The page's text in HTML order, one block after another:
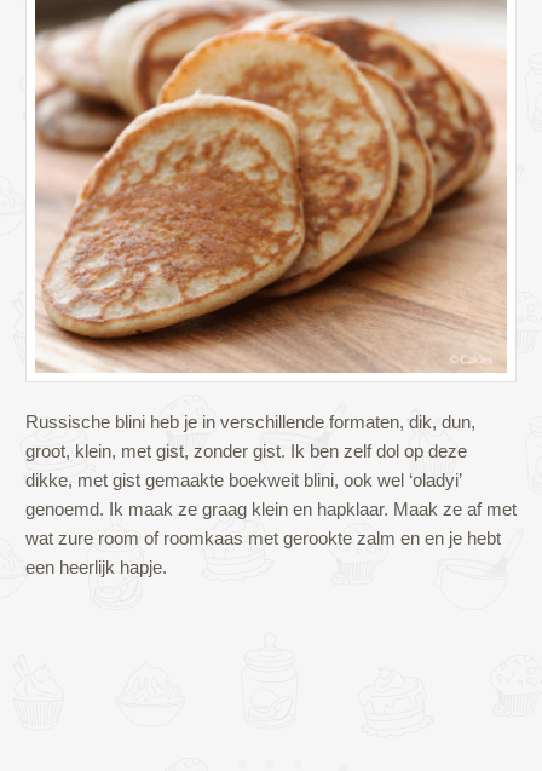
Russische blini heb je in verschillende formaten, dik, dun,
groot, klein, met gist, zonder gist. Ik ben zelf dol op deze
dikke, met gist gemaakte boekweit blini, ook wel ‘oladyi’
genoemd. Ik maak ze graag klein en hapklaar. Maak ze af met
wat zure room of roomkaas met gerookte zalm en en je hebt
een heerlijk hapje.